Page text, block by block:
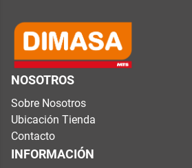
NOSOTROS
Sobre Nosotros
Ubicación Tienda
Contacto
INFORMACIÓN